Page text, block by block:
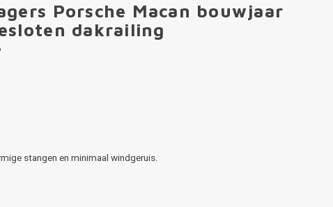
Porsche Macan bouwjaar
dakrailing
stangen en minimaal windgeruis.